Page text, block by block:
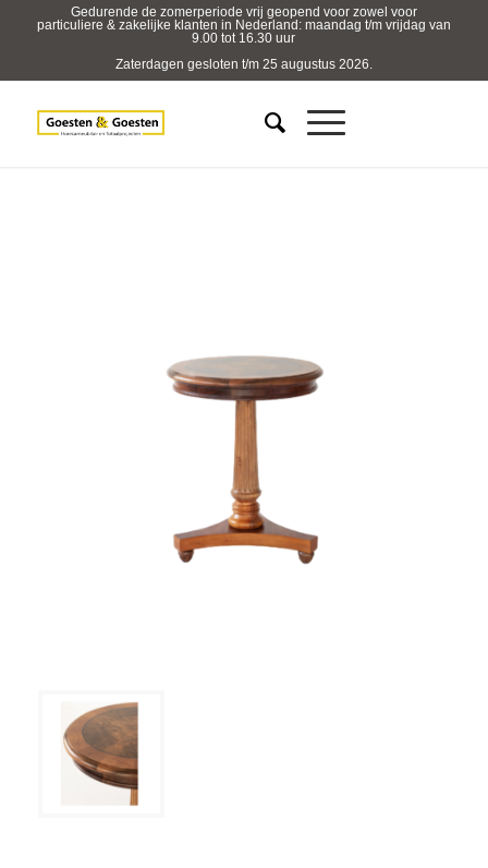
Gedurende de zomerperiode vrij geopend voor zowel voor
particuliere & zakelijke klanten in Nederland: maandag t/m vrijdag van
9.00 tot 16.30 uur
Zaterdagen gesloten t/m 25 augustus 2026.